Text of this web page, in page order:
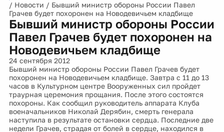
/ Новости / Бывший министр обороны России Павел
Грачев будет похоронен на Новодевичьем кладбище
Бывший министр обороны России
Павел Грачев будет похоронен на
Новодевичьем кладбище
24 сентября 2012
Бывший министр обороны России Павел Грачев будет
похоронен на Новодевичьем кладбище. Завтра с 11 до 13
часов в Культурном центре Вооруженных сил пройдет
траурная церемония прощания. После этого состоятся
похороны. Как сообщил руководитель аппарата Клуба
военачальников Николай Дерябин, смерть генерала
наступила в результате остановки сердца. Последние две
недели Грачев, страдая от болей в сердце, находился в